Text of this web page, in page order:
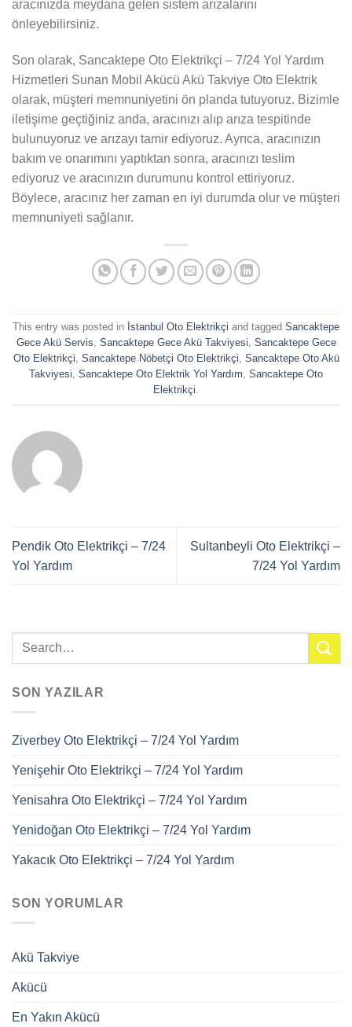
aracınızda meydana gelen sistem arızalarını
önleyebilirsiniz.
Son olarak, Sancaktepe Oto Elektrikçi – 7/24 Yol Yardım
Hizmetleri Sunan Mobil Akücü Akü Takviye Oto Elektrik
olarak, müşteri memnuniyetini ön planda tutuyoruz. Bizimle
iletişime geçtiğiniz anda, aracınızı alıp arıza tespitinde
bulunuyoruz ve arızayı tamir ediyoruz. Ayrıca, aracınızın
bakım ve onarımını yaptıktan sonra, aracınızı teslim
ediyoruz ve aracınızın durumunu kontrol ettiriyoruz.
Böylece, aracınız her zaman en iyi durumda olur ve müşteri
memnuniyeti sağlanır.
This entry was posted in İstanbul Oto Elektrikçi and tagged Sancaktepe
Gece Akü Servis, Sancaktepe Gece Akü Takviyesi, Sancaktepe Gece
Oto Elektrikçi, Sancaktepe Nöbetçi Oto Elektrikçi, Sancaktepe Oto Akü
Takviyesi, Sancaktepe Oto Elektrik Yol Yardım, Sancaktepe Oto
Elektrikçi.
Pendik Oto Elektrikçi – 7/24
Yol Yardım
Sultanbeyli Oto Elektrikçi –
7/24 Yol Yardım
SON YAZILAR
Ziverbey Oto Elektrikçi – 7/24 Yol Yardım
Yenişehir Oto Elektrikçi – 7/24 Yol Yardım
Yenisahra Oto Elektrikçi – 7/24 Yol Yardım
Yenidoğan Oto Elektrikçi – 7/24 Yol Yardım
Yakacık Oto Elektrikçi – 7/24 Yol Yardım
SON YORUMLAR
Akü Takviye
Akücü
En Yakın Akücü